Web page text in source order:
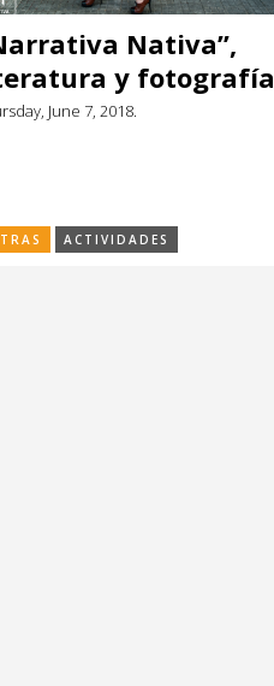
Nativa”,
y fotografía
en un libro
June 7, 2018.
ACTIVIDADES